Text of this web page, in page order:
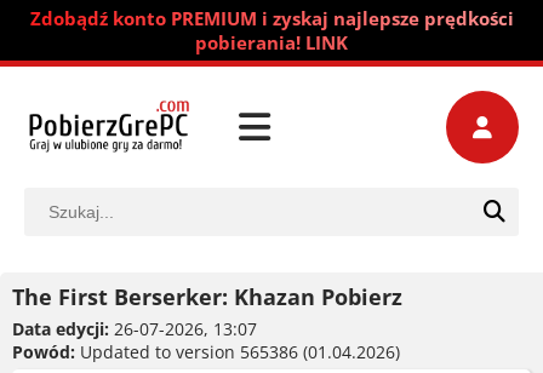
Zdobądź konto PREMIUM i zyskaj najlepsze prędkości
pobierania! LINK
The First Berserker: Khazan Pobierz
Data edycji: 26-07-2026, 13:07
Powód: Updated to version 565386 (01.04.2026)